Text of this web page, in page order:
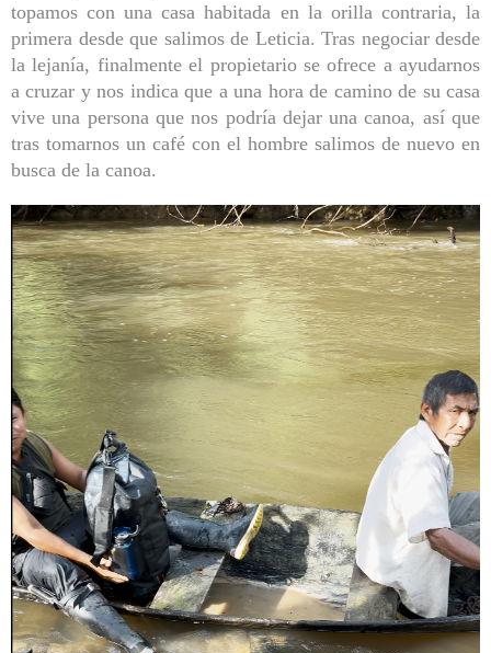
topamos con una casa habitada en la orilla contraria, la
primera desde que salimos de Leticia. Tras negociar desde
la lejanía, finalmente el propietario se ofrece a ayudarnos
a cruzar y nos indica que a una hora de camino de su casa
vive una persona que nos podría dejar una canoa, así que
tras tomarnos un café con el hombre salimos de nuevo en
busca de la canoa.